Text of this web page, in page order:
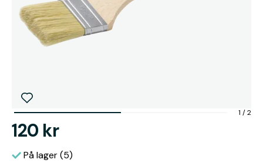
1 /2
120 kr
På lager (5)